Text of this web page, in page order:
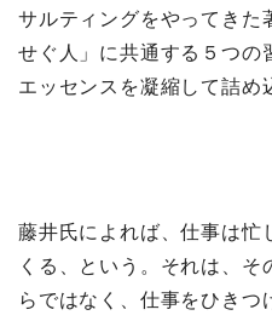
サルティングをやってきた
せぐ人」に共通する５つの
エッセンスを凝縮して詰め
藤井氏によれば、仕事は忙
くる、という。それは、
らではなく、仕事をひきつ